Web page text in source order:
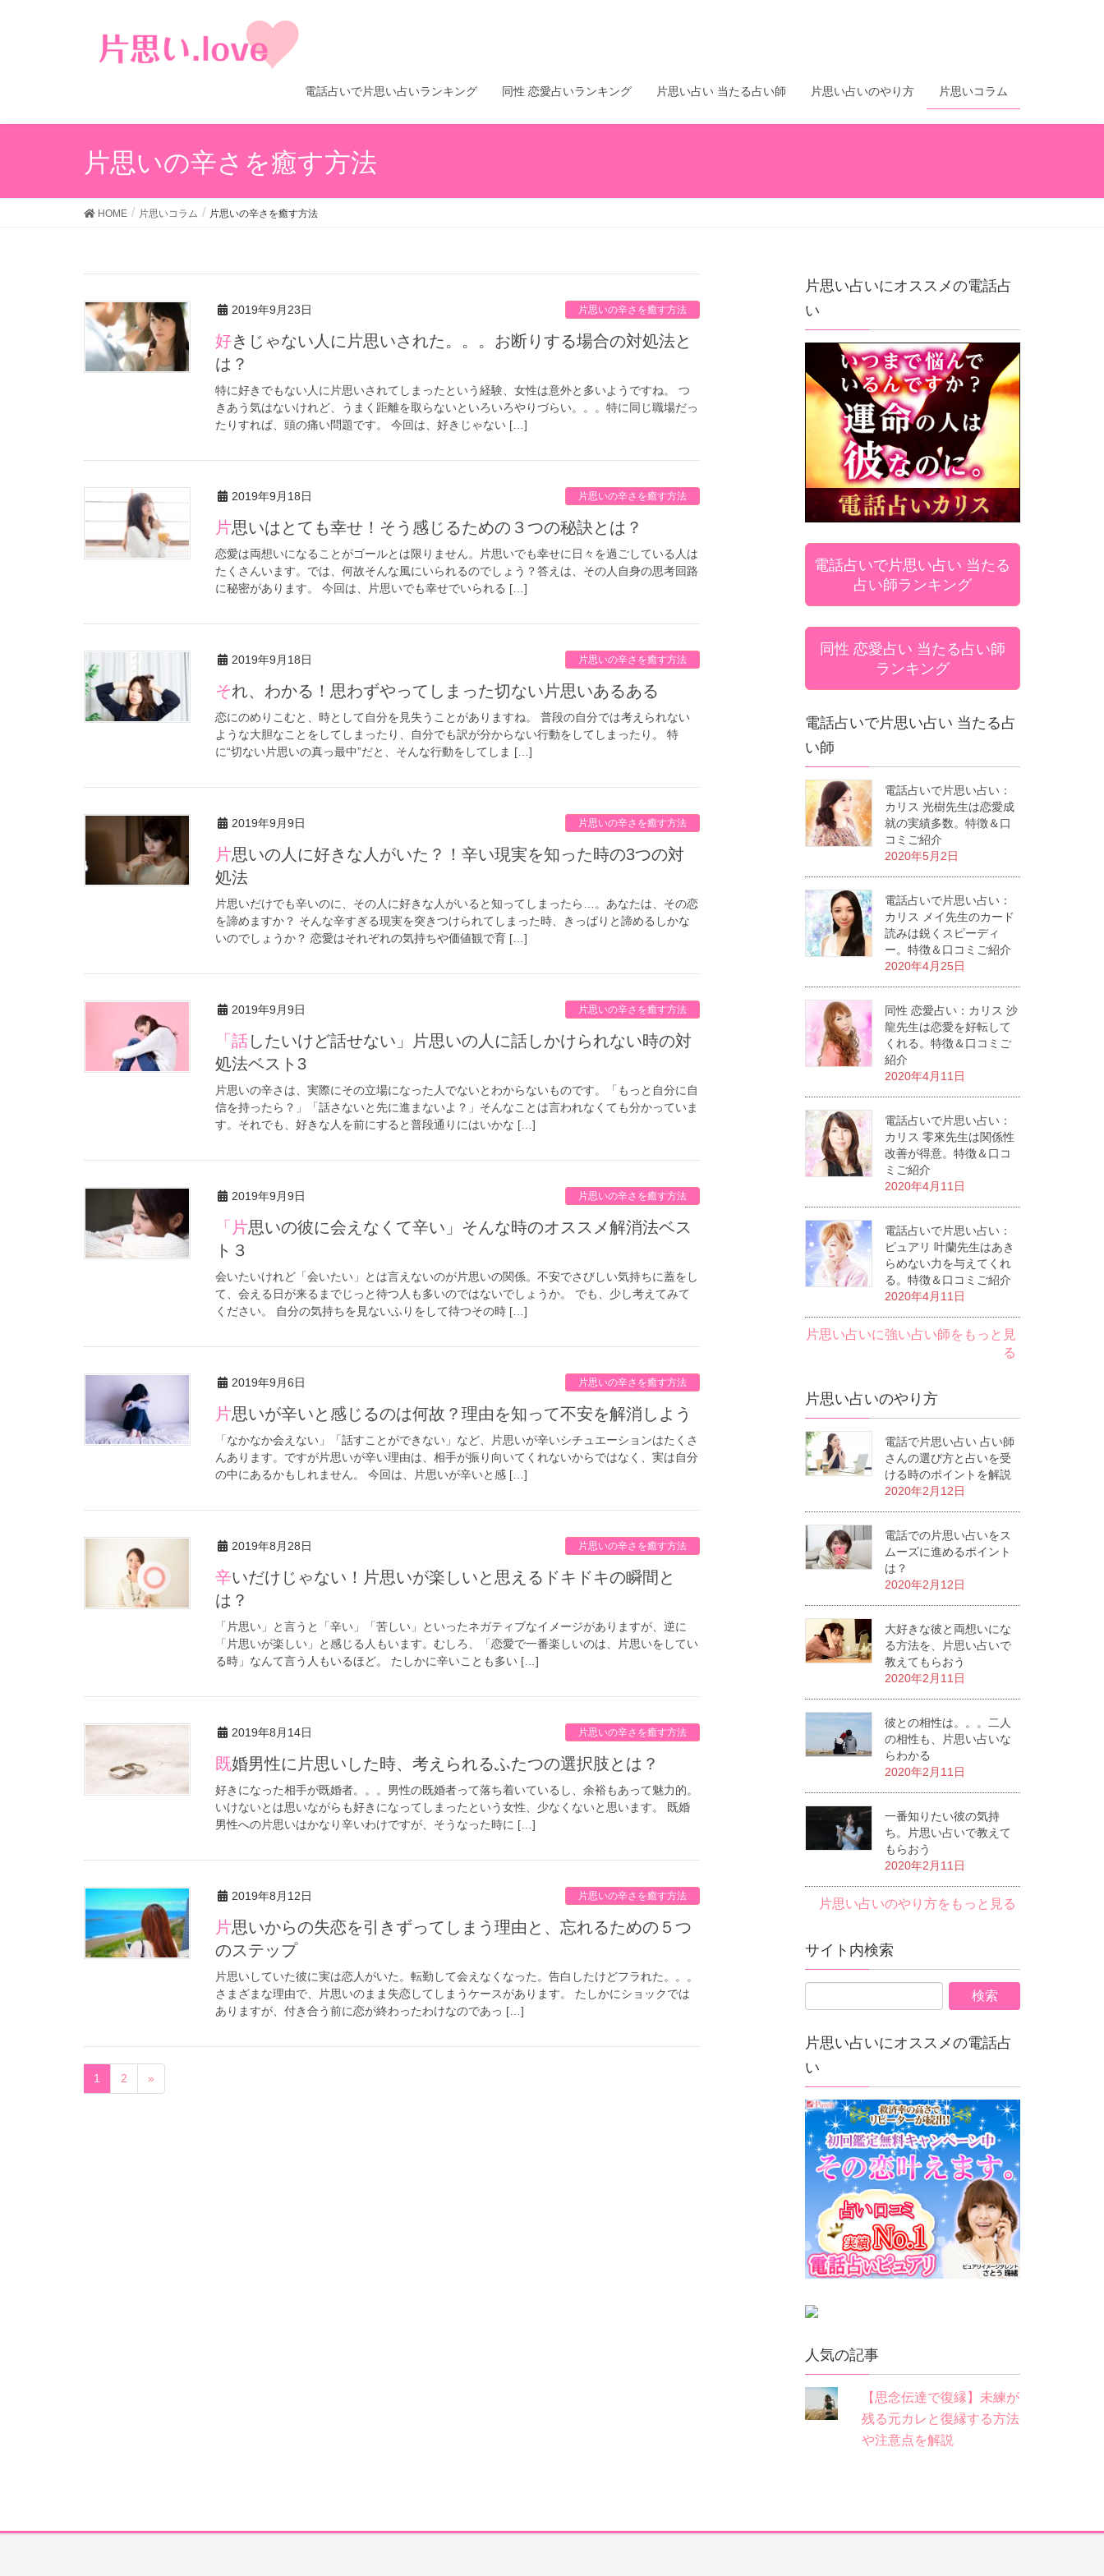
電話占いで片思い占いランキング 同性 恋愛占いランキング 片思い占い 当たる占い師 片思い占いのやり方 片思いコラム
片思いの辛さを癒す方法
HOME 片思いコラム 片思いの辛さを癒す方法
2019年9月23日 片思いの辛さを癒す方法
好きじゃない人に片思いされた。。。お断りする場合の対処法と
は？
特に好きでもない人に片思いされてしまったという経験、女性は意外と多いようですね。 つ
きあう気はないけれど、うまく距離を取らないといろいろやりづらい。。。特に同じ職場だっ
たりすれば、頭の痛い問題です。 今回は、好きじゃない […]
2019年9月18日 片思いの辛さを癒す方法
片思いはとても幸せ！そう感じるための３つの秘訣とは？
恋愛は両想いになることがゴールとは限りません。片思いでも幸せに日々を過ごしている人は
たくさんいます。では、何故そんな風にいられるのでしょう？答えは、その人自身の思考回路
に秘密があります。 今回は、片思いでも幸せでいられる […]
2019年9月18日 片思いの辛さを癒す方法
それ、わかる！思わずやってしまった切ない片思いあるある
恋にのめりこむと、時として自分を見失うことがありますね。 普段の自分では考えられない
ような大胆なことをしてしまったり、自分でも訳が分からない行動をしてしまったり。 特
に“切ない片思いの真っ最中”だと、そんな行動をしてしま […]
2019年9月9日 片思いの辛さを癒す方法
片思いの人に好きな人がいた？！辛い現実を知った時の3つの対
処法
片思いだけでも辛いのに、その人に好きな人がいると知ってしまったら…。あなたは、その恋
を諦めますか？ そんな辛すぎる現実を突きつけられてしまった時、きっぱりと諦めるしかな
いのでしょうか？ 恋愛はそれぞれの気持ちや価値観で育 […]
2019年9月9日 片思いの辛さを癒す方法
「話したいけど話せない」片思いの人に話しかけられない時の対
処法ベスト3
片思いの辛さは、実際にその立場になった人でないとわからないものです。「もっと自分に自
信を持ったら？」「話さないと先に進まないよ？」そんなことは言われなくても分かっていま
す。それでも、好きな人を前にすると普段通りにはいかな […]
2019年9月9日 片思いの辛さを癒す方法
「片思いの彼に会えなくて辛い」そんな時のオススメ解消法ベス
ト３
会いたいけれど「会いたい」とは言えないのが片思いの関係。不安でさびしい気持ちに蓋をし
て、会える日が来るまでじっと待つ人も多いのではないでしょうか。 でも、少し考えてみて
ください。 自分の気持ちを見ないふりをして待つその時 […]
2019年9月6日 片思いの辛さを癒す方法
片思いが辛いと感じるのは何故？理由を知って不安を解消しよう
「なかなか会えない」「話すことができない」など、片思いが辛いシチュエーションはたくさ
んあります。ですが片思いが辛い理由は、相手が振り向いてくれないからではなく、実は自分
の中にあるかもしれません。 今回は、片思いが辛いと感 […]
2019年8月28日 片思いの辛さを癒す方法
辛いだけじゃない！片思いが楽しいと思えるドキドキの瞬間と
は？
「片思い」と言うと「辛い」「苦しい」といったネガティブなイメージがありますが、逆に
「片思いが楽しい」と感じる人もいます。むしろ、「恋愛で一番楽しいのは、片思いをしてい
る時」なんて言う人もいるほど。 たしかに辛いことも多い […]
2019年8月14日 片思いの辛さを癒す方法
既婚男性に片思いした時、考えられるふたつの選択肢とは？
好きになった相手が既婚者。。。男性の既婚者って落ち着いているし、余裕もあって魅力的。
いけないとは思いながらも好きになってしまったという女性、少なくないと思います。 既婚
男性への片思いはかなり辛いわけですが、そうなった時に […]
2019年8月12日 片思いの辛さを癒す方法
片思いからの失恋を引きずってしまう理由と、忘れるための５つ
のステップ
片思いしていた彼に実は恋人がいた。転勤して会えなくなった。告白したけどフラれた。。。
さまざまな理由で、片思いのまま失恋してしまうケースがあります。 たしかにショックでは
ありますが、付き合う前に恋が終わったわけなのであっ […]
1 2 »
片思い占いにオススメの電話占
い
電話占いで片思い占い 当たる
占い師ランキング
同性 恋愛占い 当たる占い師
ランキング
電話占いで片思い占い 当たる占
い師
電話占いで片思い占い：
カリス 光樹先生は恋愛成
就の実績多数。特徴＆口
コミご紹介
2020年5月2日
電話占いで片思い占い：
カリス メイ先生のカード
読みは鋭くスピーディ
ー。特徴＆口コミご紹介
2020年4月25日
同性 恋愛占い：カリス 沙
龍先生は恋愛を好転して
くれる。特徴＆口コミご
紹介
2020年4月11日
電話占いで片思い占い：
カリス 零來先生は関係性
改善が得意。特徴＆口コ
ミご紹介
2020年4月11日
電話占いで片思い占い：
ピュアリ 叶蘭先生はあき
らめない力を与えてくれ
る。特徴＆口コミご紹介
2020年4月11日
片思い占いに強い占い師をもっと見
る
片思い占いのやり方
電話で片思い占い 占い師
さんの選び方と占いを受
ける時のポイントを解説
2020年2月12日
電話での片思い占いをス
ムーズに進めるポイント
は？
2020年2月12日
大好きな彼と両想いにな
る方法を、片思い占いで
教えてもらおう
2020年2月11日
彼との相性は。。。二人
の相性も、片思い占いな
らわかる
2020年2月11日
一番知りたい彼の気持
ち。片思い占いで教えて
もらおう
2020年2月11日
片思い占いのやり方をもっと見る
サイト内検索
片思い占いにオススメの電話占
い
人気の記事
【思念伝達で復縁】未練が
残る元カレと復縁する方法
や注意点を解説